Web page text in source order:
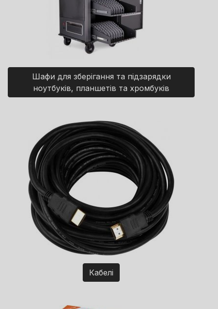
Шафи для зберігання та підзарядки
ноутбуків, планшетів та хромбуків
Кабелі